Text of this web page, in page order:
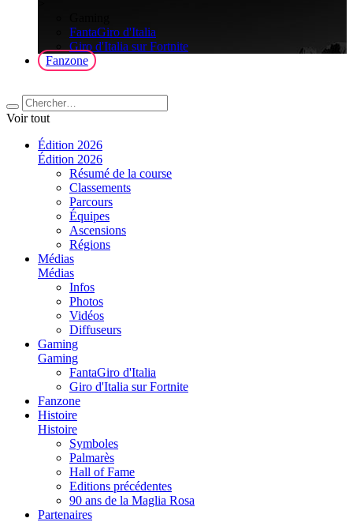
FantaGiro d'Italia
Giro d'Italia sur Fortnite
Fanzone
Voir tout
Édition 2026
Édition 2026
Résumé de la course
Classements
Parcours
Équipes
Ascensions
Régions
Médias
Médias
Infos
Photos
Vidéos
Diffuseurs
Gaming
Gaming
FantaGiro d'Italia
Giro d'Italia sur Fortnite
Fanzone
Histoire
Histoire
Symboles
Palmarès
Hall of Fame
Editions précédentes
90 ans de la Maglia Rosa
Partenaires